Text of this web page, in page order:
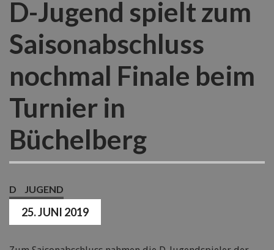
D-Jugend spielt zum
Saisonabschluss
nochmal Finale beim
Turnier in
Büchelberg
D JUGEND
25. JUNI 2019